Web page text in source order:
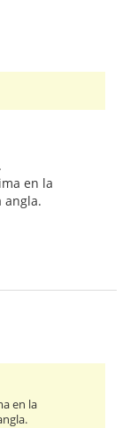
en la
angla.
en la